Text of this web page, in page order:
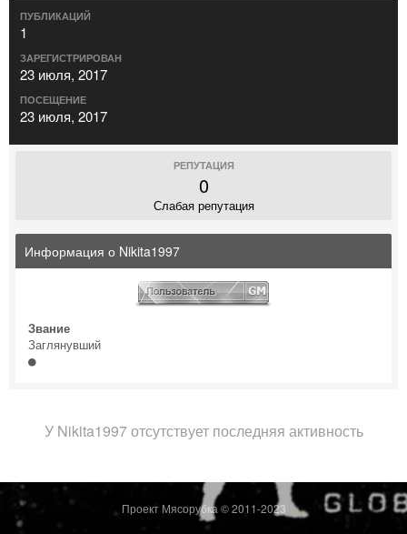
ПУБЛИКАЦИЙ
1
ЗАРЕГИСТРИРОВАН
23 июля, 2017
ПОСЕЩЕНИЕ
23 июля, 2017
РЕПУТАЦИЯ
0
Слабая репутация
Информация о Nikita1997
Звание
Заглянувший
У Nikita1997 отсутствует последняя активность
Проект Мясорубка © 2011-2023